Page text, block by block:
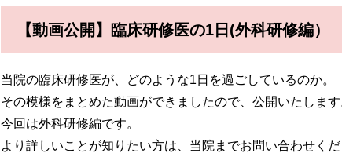
【動画公開】臨床研修医の1日(外科研修編）
当院の臨床研修医が、どのような1日を過ごしているのか。
その模様をまとめた動画ができましたので、公開いたします
今回は外科研修編です。
より詳しいことが知りたい方は、当院までお問い合わせくだ